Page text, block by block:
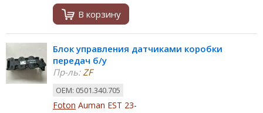
В корзину
Блок управления датчиками коробки
передач б/у
Пр-ль:ZF
ОЕМ: 0501.340.705
Foton Auman EST 23-